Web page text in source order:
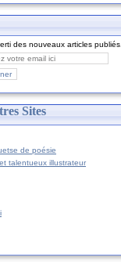
des nouveaux articles publiés.
Sites
de poésie
talentueux illustrateur